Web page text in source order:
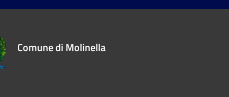
Comune di Molinella